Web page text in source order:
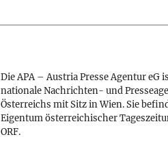
Die APA – Austria Presse Agentur eG
nationale Nachrichten- und
Österreichs mit Sitz in Wien. Sie
Eigentum österreichischer
ORF.